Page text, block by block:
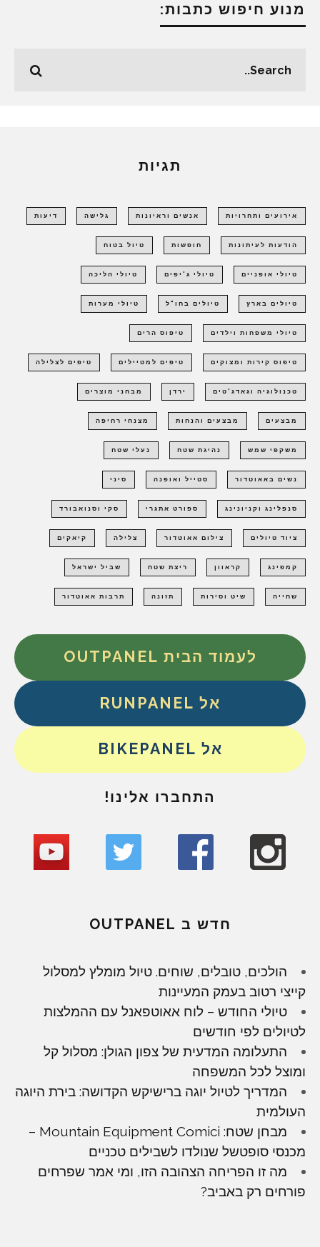
מנוע חיפוש כתבות:
תגיות
אירועים ותחרויות אנשים וראיונות גלישה דיעות
הודעות לעיתונות חופשות טיול בטוח
טיולי אופניים טיולי ג'יפים טיולי הליכה
טיולים בארץ טיולים בחו"ל טיולי מערות
טיולי משפחות וילדים טיפוס הרים
טיפוס קירות ומצוקים טיפים למטיילים טיפים לצלילה
טכנולוגיה וגאדג'טים ירדן מבחני מוצרים
מבצעים מבצעים והנחות מצנחי רחיפה
משקפי שמש נהיגת שטח נעלי שטח
נשים באאוטדור סטייל ואופנה סיני
סנפלינג וקניונינג ספורט אתגרי סקי וסנואבורד
ציוד טיולים צילום אאוטדור צלילה קיאקים
קמפינג קראוון ריצת שטח שביל ישראל
שחייה שיט וסירות תזונה תרבות אאוטדור
לעמוד הבית OUTPANEL
אל RUNPANEL
אל BIKEPANEL
התחברו אלינו!
חדש ב OUTPANEL
הולכים, טובלים, שוחים. טיול מומלץ למסלול
קייצי רטוב בעמק המעיינות
טיולי החודש – לוח אאוטפאנל עם ההמלצות
לטיולים לפי חודשים
התעלומה המדעית של צפון הגולן: מסלול קל
ומוצל לכל המשפחה
המדריך לטיול יוגה ברישיקש הקדושה: בירת היוגה
העולמית
מבחן שטח: Mountain Equipment Comici –
מכנסי סופטשל שנולדו לשבילים טכניים
מה זו הפריחה הצהובה הזו, ומי אמר שפרחים
פורחים רק באביב?